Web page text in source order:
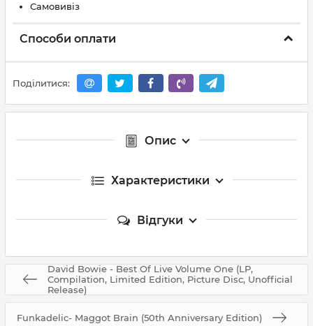
Самовивіз
Способи оплати
Поділитися:
Опис
Характеристики
Відгуки
David Bowie - Best Of Live Volume One (LP,
Compilation, Limited Edition, Picture Disc, Unofficial
Release)
Funkadelic- Maggot Brain (50th Anniversary Edition)